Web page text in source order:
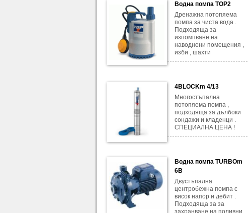
Водна помпа TOP2
Дренажна потопяема
помпа за чиста вода .
Подходяща за
изпомпване на
наводнени помещения ,
изби , шахти
4BLOCKm 4/13
Многостъпална
потопяема помпа ,
подходяща за дълбоки
сондажи и кладенци .
СПЕЦИАЛНА ЦЕНА !
Водна помпа TURBOm
6B
Двустъпална
центробежна помпа с
висок напор и дебит .
Подходяща за за
захранване на поливни